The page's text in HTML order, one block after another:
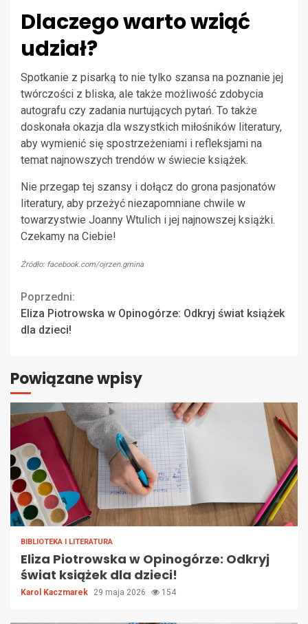
Dlaczego warto wziąć
udział?
Spotkanie z pisarką to nie tylko szansa na poznanie jej
twórczości z bliska, ale także możliwość zdobycia
autografu czy zadania nurtujących pytań. To także
doskonała okazja dla wszystkich miłośników literatury,
aby wymienić się spostrzeżeniami i refleksjami na
temat najnowszych trendów w świecie książek.
Nie przegap tej szansy i dołącz do grona pasjonatów
literatury, aby przeżyć niezapomniane chwile w
towarzystwie Joanny Wtulich i jej najnowszej książki.
Czekamy na Ciebie!
Źródło: facebook.com/ojrzen.gmina
Continue
Reading
Poprzedni:
Eliza Piotrowska w Opinogórze: Odkryj świat książek
dla dzieci!
Powiązane wpisy
BIBLIOTEKA I LITERATURA
Eliza Piotrowska w Opinogórze: Odkryj
świat książek dla dzieci!
Karol Kaczmarek 29 maja 2026 154